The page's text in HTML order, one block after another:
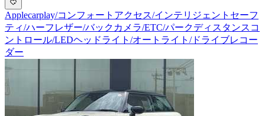
Applecarplay/コンフォートアクセス/インテリジェントセーフ
ティ/ハーフレザー/バックカメラ/ETC/パークディスタンスコ
ントロール/LEDヘッドライト/オートライト/ドライブレコー
ダー